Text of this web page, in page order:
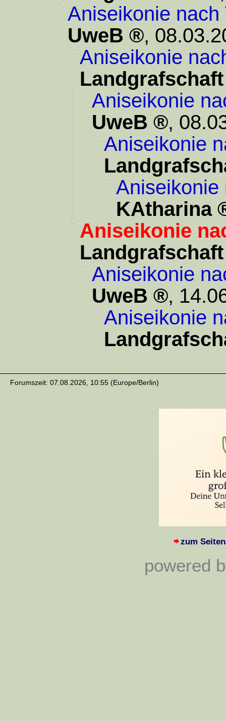
Aniseikonie
UweB
,
Aniseikonie
Landgrafschaft
Aniseikonie
UweB
,
Aniseikonie
Aniseikonie
KAtharina
Aniseikonie
Landgrafschaft
Aniseikonie
UweB
,
Aniseikonie
Forumszeit: 07.08.2026, 10:55 (Europe/Berlin)
zum
powered